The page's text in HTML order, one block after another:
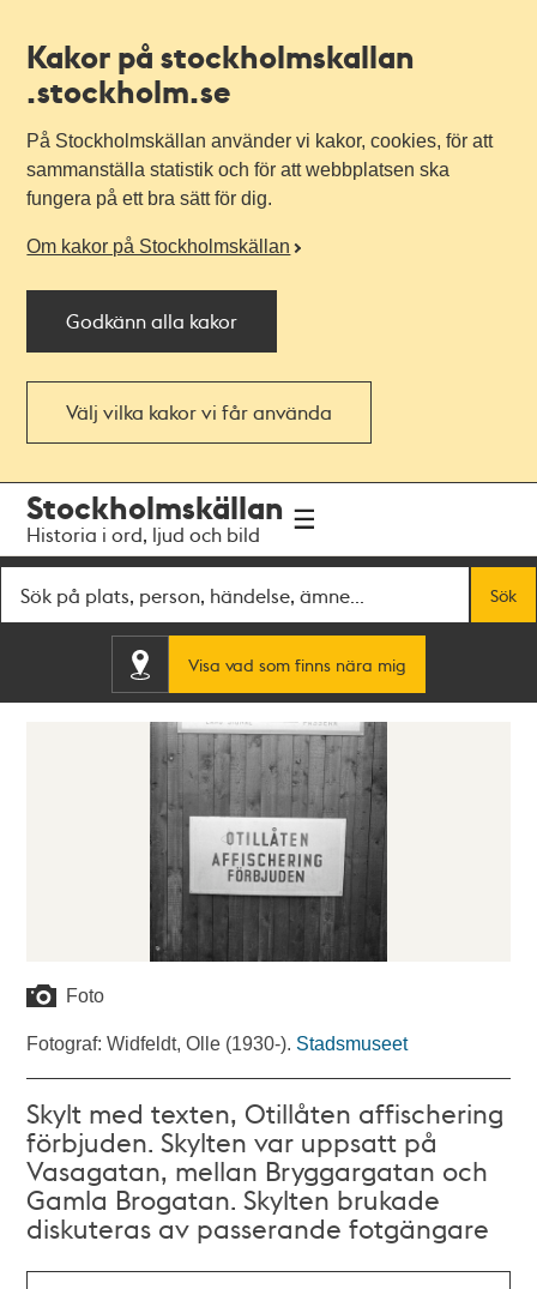
Kakor på stockholmskallan
.stockholm.se
På Stockholmskällan använder vi kakor, cookies, för att
sammanställa statistik och för att webbplatsen ska
fungera på ett bra sätt för dig.
Om kakor på Stockholmskällan
Godkänn alla kakor
Välj vilka kakor vi får använda
navigationen
huvudinnehållet
Stockholmskällan
Historia i ord, ljud och bild
Sök
Visa vad som finns nära mig
Foto
Fotograf: Widfeldt, Olle (1930-). Stadsmuseet
Skylt med texten, Otillåten affischering
förbjuden. Skylten var uppsatt på
Vasagatan, mellan Bryggargatan och
Gamla Brogatan. Skylten brukade
diskuteras av passerande fotgängare